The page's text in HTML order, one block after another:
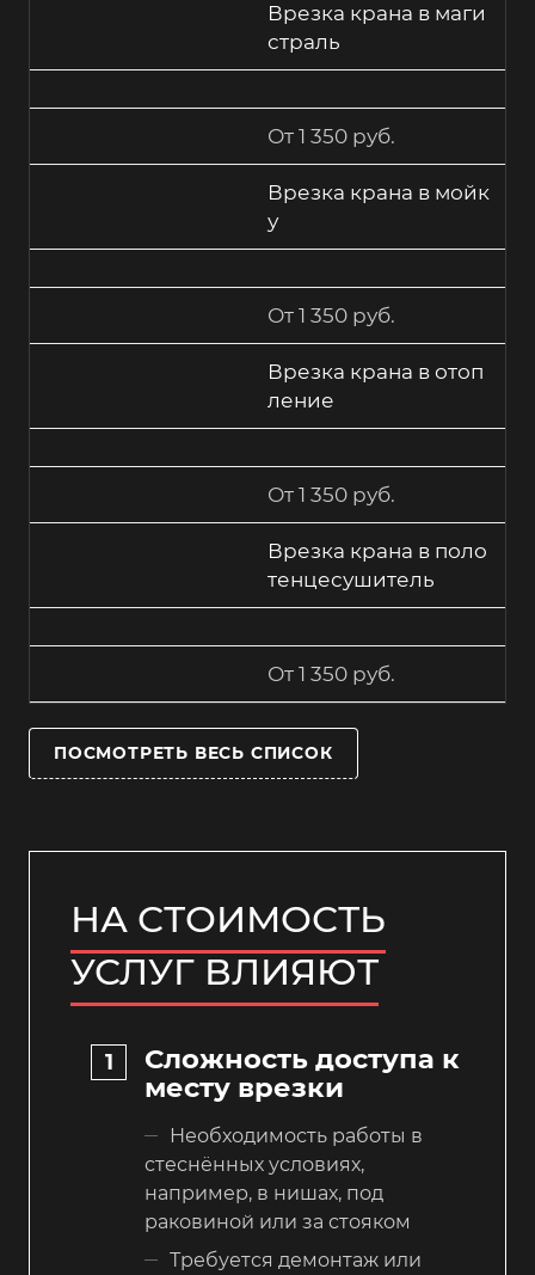
Врезка крана в маги
страль
От 1 350 руб.
Врезка крана в мойк
у
От 1 350 руб.
Врезка крана в отоп
ление
От 1 350 руб.
Врезка крана в поло
тенцесушитель
От 1 350 руб.
ПОСМОТРЕТЬ ВЕСЬ СПИСОК
НА СТОИМОСТЬ
УСЛУГ ВЛИЯЮТ
Сложность доступа к
месту врезки
Необходимость работы в
стеснённых условиях,
например, в нишах, под
раковиной или за стояком
Требуется демонтаж или